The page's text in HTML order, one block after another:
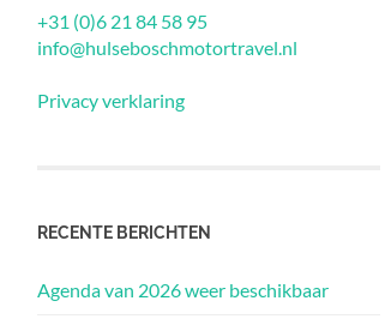
+31 (0)6 21 84 58 95
info@hulseboschmotortravel.nl
Privacy verklaring
RECENTE BERICHTEN
Agenda van 2026 weer beschikbaar